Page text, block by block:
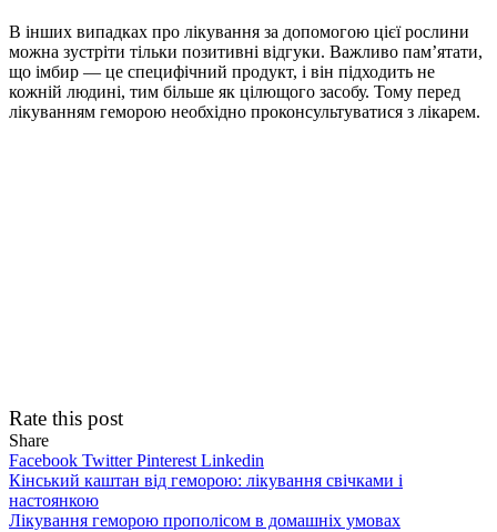
В інших випадках про лікування за допомогою цієї рослини
можна зустріти тільки позитивні відгуки. Важливо пам’ятати,
що імбир — це специфічний продукт, і він підходить не
кожній людині, тим більше як цілющого засобу. Тому перед
лікуванням геморою необхідно проконсультуватися з лікарем.
Rate this post
Share
Facebook TwitterPinterest Linkedin
Навігація
записів
Кінський каштан від геморою: лікування свічками і
настоянкою
Лікування геморою прополісом в домашніх умовах